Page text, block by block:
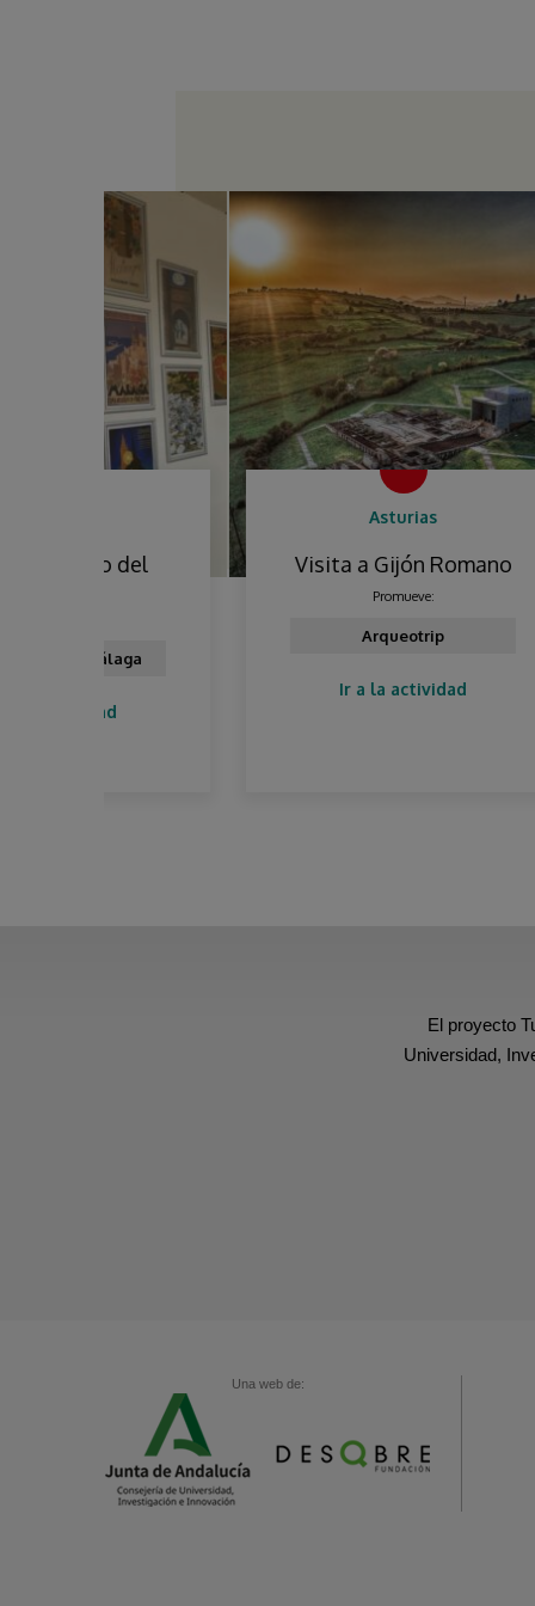
Visita a Gijón Romano
Ir a la actividad
El proyecto
Universidad,
Una web de: